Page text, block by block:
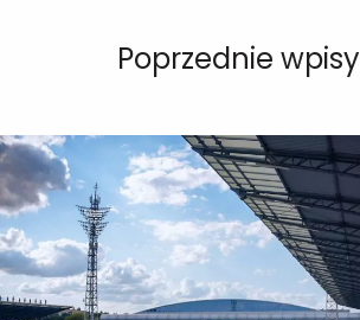
Poprzednie wpisy